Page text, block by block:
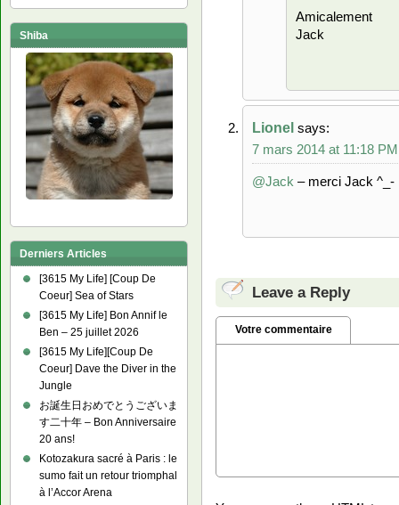
Amicalement
Jack
Lionel says:
7 mars 2014 at 11:18 PM
@Jack – merci Jack ^_-
Leave a Reply
Votre commentaire
Shiba
Derniers Articles
[3615 My Life] [Coup De
Coeur] Sea of Stars
[3615 My Life] Bon Annif le
Ben – 25 juillet 2026
[3615 My Life][Coup De
Coeur] Dave the Diver in the
Jungle
お誕生日おめでとうございま
す二十年 – Bon Anniversaire
20 ans!
Kotozakura sacré à Paris : le
sumo fait un retour triomphal
à l’Accor Arena